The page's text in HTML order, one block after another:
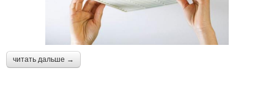
читать дальше →